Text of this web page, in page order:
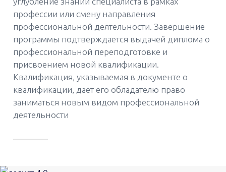
профессии или смену направления
профессиональной деятельности. Завершение
программы подтверждается выдачей диплома о
профессиональной переподготовке и
присвоением новой квалификации.
Квалификация, указываемая в документе о
квалификации, дает его обладателю право
заниматься новым видом профессиональной
деятельности